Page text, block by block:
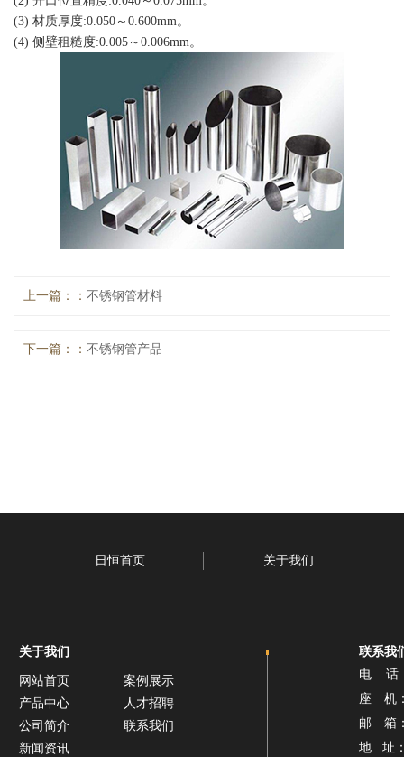
(3) 材质厚度:0.050～0.600mm。
(4) 侧壁租糙度:0.005～0.006mm。
上一篇： 不锈钢管材料
下一篇： 不锈钢管产品
日恒首页 关于我们
关于我们
网站首页
案例展示
产品中心
人才招聘
公司简介
联系我们
新闻资讯
联系我
电 话
座 机
邮 箱：
地 址